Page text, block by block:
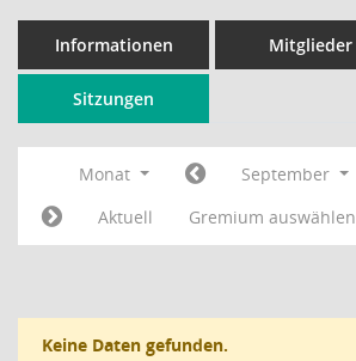
Informationen Mitglieder
Sitzungen
Monat September
Aktuell
Gremium auswählen
Keine Daten gefunden.